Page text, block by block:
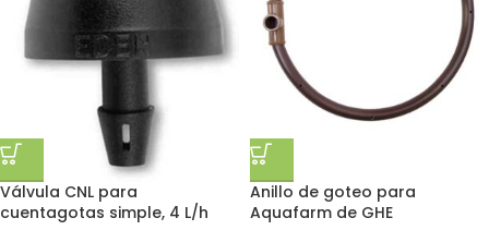
Válvula CNL para
cuentagotas simple, 4 L/h
Anillo de goteo para
Aquafarm de GHE